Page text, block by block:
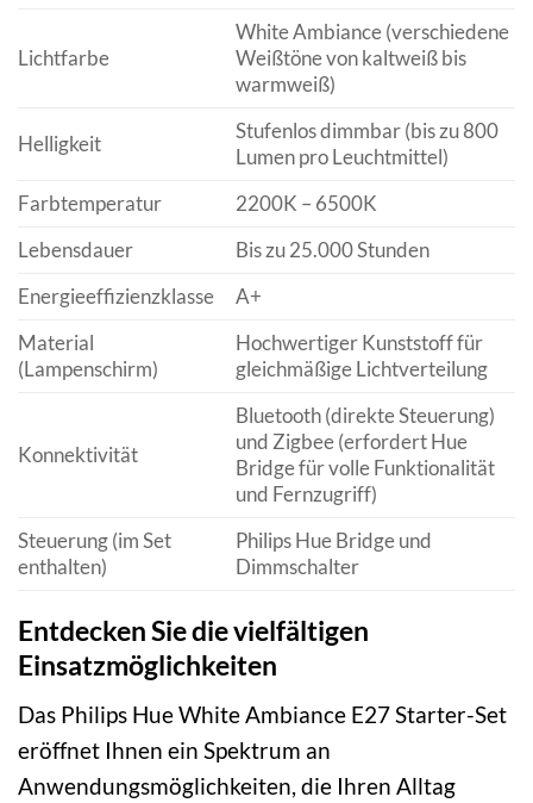
Lichtfarbe
White Ambiance (verschiedene
Weißtöne von kaltweiß bis
warmweiß)
Helligkeit
Stufenlos dimmbar (bis zu 800
Lumen pro Leuchtmittel)
Farbtemperatur
2200K – 6500K
Lebensdauer
Bis zu 25.000 Stunden
Energieeffizienzklasse
A+
Material
(Lampenschirm)
Hochwertiger Kunststoff für
gleichmäßige Lichtverteilung
Konnektivität
Bluetooth (direkte Steuerung)
und Zigbee (erfordert Hue
Bridge für volle Funktionalität
und Fernzugriff)
Steuerung (im Set
enthalten)
Philips Hue Bridge und
Dimmschalter
Entdecken Sie die vielfältigen
Einsatzmöglichkeiten
Das Philips Hue White Ambiance E27 Starter-Set
eröffnet Ihnen ein Spektrum an
Anwendungsmöglichkeiten, die Ihren Alltag